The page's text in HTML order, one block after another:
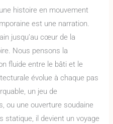
histoire en mouvement
est une narration.
jusqu’au cœur de la
Nous pensons la
fluide entre le bâti et le
évolue à chaque pas
un jeu de
ou une ouverture soudaine
statique, il devient un voyage